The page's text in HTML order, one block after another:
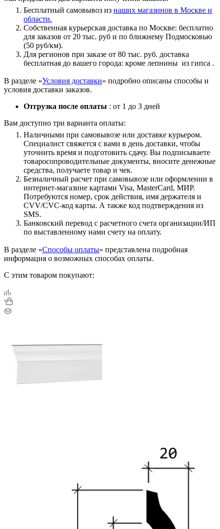
Бесплатный самовывоз из наших магазинов в Москве и
области.
Собственная курьерская доставка по Москве: бесплатно
для заказов от 20 тыс. руб и по ближнему Подмосковью
(50 руб/км).
Для регионов при заказе от 80 тыс. руб. доставка
бесплатная до вашего города: кроме лепнины из гипса .
В разделе «Условия доставки» подробно описаны способы и
условия доставки заказов.
Отгрузка после оплаты : от 1 до 3 дней
Вам доступно три варианта оплаты:
Наличными при самовывозе или доставке курьером.
Специалист свяжется с вами в день доставки, чтобы
уточнить время и подготовить сдачу. Вы подписываете
товаросопроводительные документы, вносите денежные
средства, получаете товар и чек.
Безналичный расчет при самовывозе или оформлении в
интернет-магазине картами Visa, MasterCard, МИР.
Потребуются номер, срок действия, имя держателя и
CVV/CVC-код карты. А также код подтверждения из
SMS.
Банковский перевод с расчетного счета организации/ИП
по выставленному нами счету на оплату.
В разделе «Способы оплаты» представлена подробная
информация о возможных способах оплаты.
С этим товаром покупают: